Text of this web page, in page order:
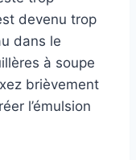
devenu trop
dans le
à soupe
brièvement
l’émulsion